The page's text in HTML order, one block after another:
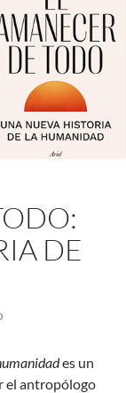
DE
es un
el antropólogo